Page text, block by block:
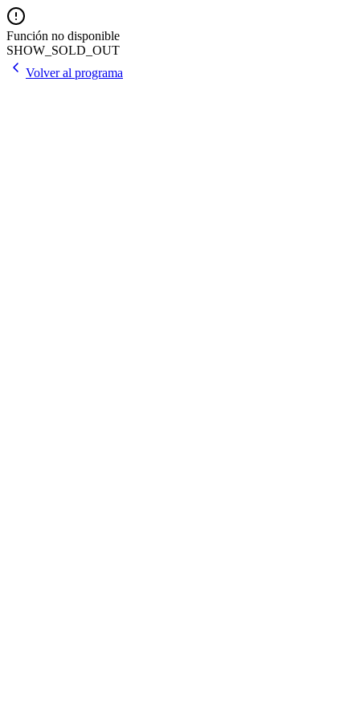
Función no disponible
SHOW_SOLD_OUT
Volver al programa